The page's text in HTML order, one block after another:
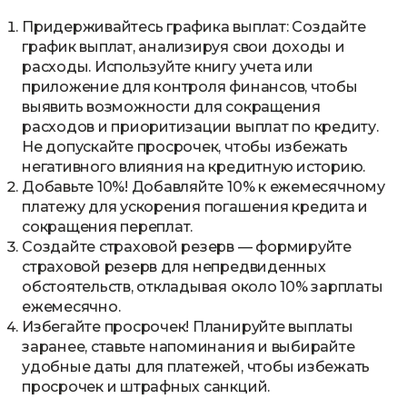
Придерживайтесь графика выплат: Создайте
график выплат, анализируя свои доходы и
расходы. Используйте книгу учета или
приложение для контроля финансов, чтобы
выявить возможности для сокращения
расходов и приоритизации выплат по кредиту.
Не допускайте просрочек, чтобы избежать
негативного влияния на кредитную историю.
Добавьте 10%! Добавляйте 10% к ежемесячному
платежу для ускорения погашения кредита и
сокращения переплат.
Создайте страховой резерв — формируйте
страховой резерв для непредвиденных
обстоятельств, откладывая около 10% зарплаты
ежемесячно.
Избегайте просрочек! Планируйте выплаты
заранее, ставьте напоминания и выбирайте
удобные даты для платежей, чтобы избежать
просрочек и штрафных санкций.